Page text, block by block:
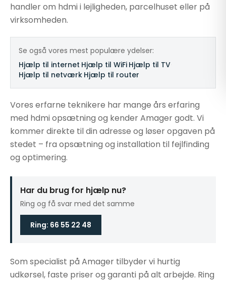
handler om hdmi i lejligheden, parcelhuset eller på
virksomheden.
Se også vores mest populære ydelser:
Hjælp til internet Hjælp til WiFi Hjælp til TV
Hjælp til netværk Hjælp til router
Vores erfarne teknikere har mange års erfaring
med hdmi opsætning og kender Amager godt. Vi
kommer direkte til din adresse og løser opgaven på
stedet – fra opsætning og installation til fejlfinding
og optimering.
Har du brug for hjælp nu?
Ring og få svar med det samme
Ring: 66 55 22 48
Som specialist på Amager tilbyder vi hurtig
udkørsel, faste priser og garanti på alt arbejde. Ring